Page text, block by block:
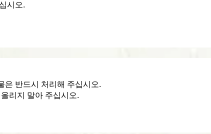
시오.
은 반드시 처리해 주십시오.
리지 말아 주십시오.